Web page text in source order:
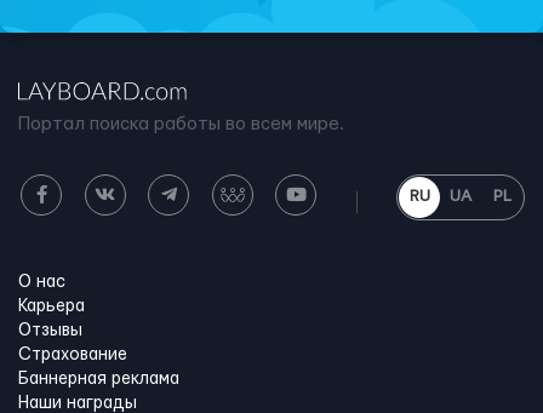
Портал поиска работы во всем мире.
RU UA PL
О нас
Карьера
Отзывы
Страхование
Баннерная реклама
Наши награды